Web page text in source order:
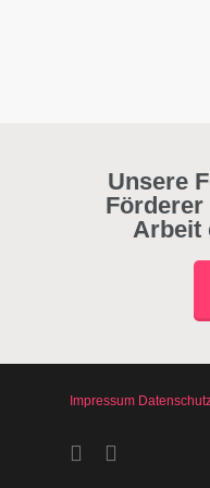
Unsere
Förderer
Arbeit
Impressum
facebookinstagram